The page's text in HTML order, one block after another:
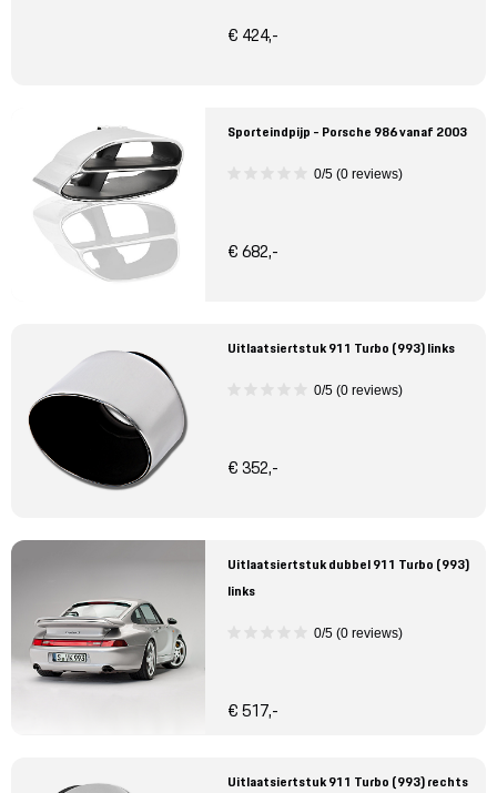
€ 424,-
Sporteindpijp - Porsche 986 vanaf 2003
0/5 (0 reviews)
€ 682,-
Uitlaatsiertstuk 911 Turbo (993) links
0/5 (0 reviews)
€ 352,-
Uitlaatsiertstuk dubbel 911 Turbo (993)
links
0/5 (0 reviews)
€ 517,-
Uitlaatsiertstuk 911 Turbo (993) rechts